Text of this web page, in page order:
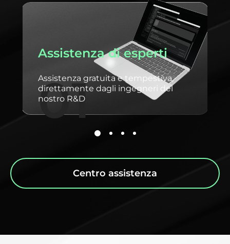
01
Assistenza di esperti
Assistenza gratuita e tempestiva,
direttamente dagli ingegneri del
nostro R&D
Centro assistenza